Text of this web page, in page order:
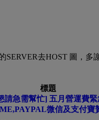
SERVER去HOST 圖，多
標題
請急需幫忙] 五月營運費
微信及支付寶